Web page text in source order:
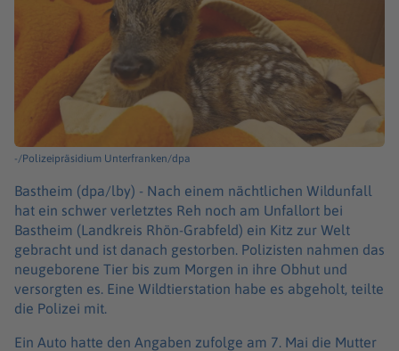
-/Polizeipräsidium Unterfranken/dpa
Bastheim (dpa/lby) - Nach einem nächtlichen Wildunfall
hat ein schwer verletztes Reh noch am Unfallort bei
Bastheim (Landkreis Rhön-Grabfeld) ein Kitz zur Welt
gebracht und ist danach gestorben. Polizisten nahmen das
neugeborene Tier bis zum Morgen in ihre Obhut und
versorgten es. Eine Wildtierstation habe es abgeholt, teilte
die Polizei mit.
Ein Auto hatte den Angaben zufolge am 7. Mai die Mutter